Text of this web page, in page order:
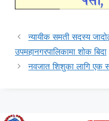
न्यायीक समती सदस्य
उपमहानगरपालिकामा शाेक बिदा
नवजात शिशुका लागि एक